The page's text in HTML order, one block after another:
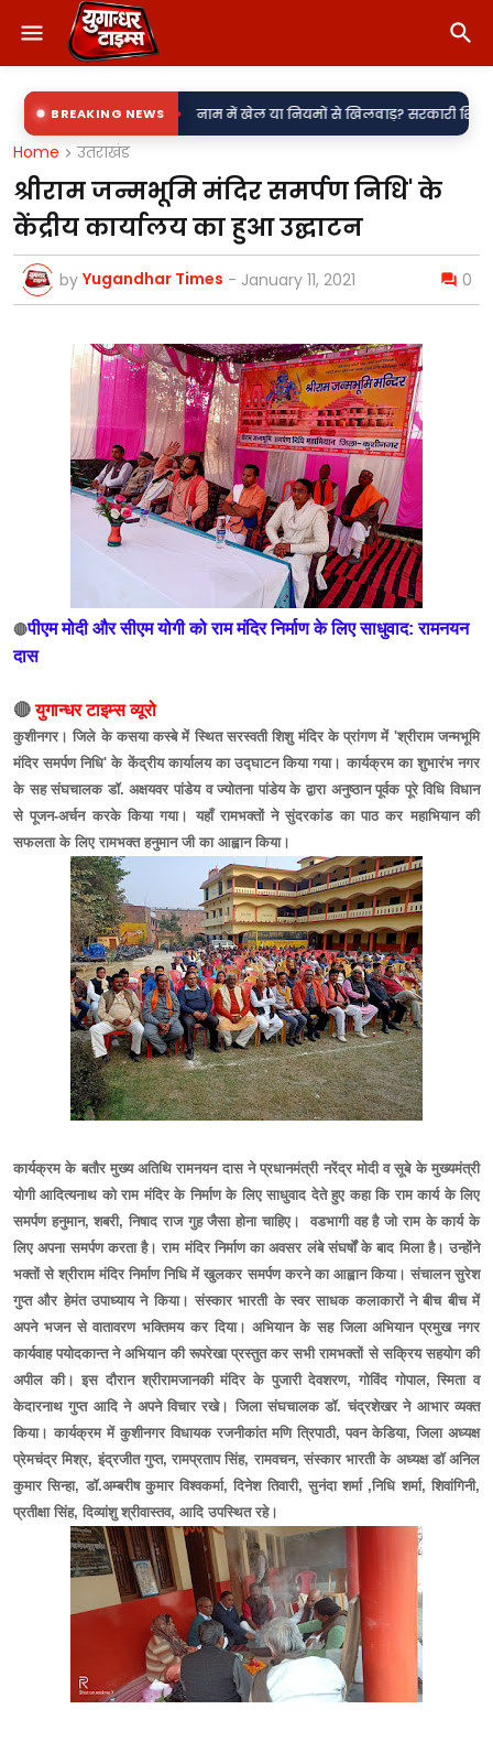
BREAKING NEWS
उपकेंद्र?• नाम में खेल या नियमों से खिलवाड़? सरकारी शिलापट्टों पर
Home उतराखंड
श्रीराम जन्मभूमि मंदिर समर्पण निधि' के
केंद्रीय कार्यालय का हुआ उद्घाटन
by Yugandhar Times - January 11, 2021 0
🔴पीएम मोदी और सीएम योगी को राम मंदिर निर्माण के लिए साधुवाद: रामनयन
दास
🔴युगान्धर टाइम्स व्यूरो
कुशीनगर। जिले के कसया कस्बे में स्थित सरस्वती शिशु मंदिर के प्रांगण में 'श्रीराम जन्मभूमि
मंदिर समर्पण निधि' के केंद्रीय कार्यालय का उद्घाटन किया गया। कार्यक्रम का शुभारंभ नगर
के सह संघचालक डॉ. अक्षयवर पांडेय व ज्योतना पांडेय के द्वारा अनुष्ठान पूर्वक पूरे विधि विधान
से पूजन-अर्चन करके किया गया। यहाँ रामभक्तों ने सुंदरकांड का पाठ कर महाभियान की
सफलता के लिए रामभक्त हनुमान जी का आह्वान किया।
कार्यक्रम के बतौर मुख्य अतिथि रामनयन दास ने प्रधानमंत्री नरेंद्र मोदी व सूबे के मुख्यमंत्री
योगी आदित्यनाथ को राम मंदिर के निर्माण के लिए साधुवाद देते हुए कहा कि राम कार्य के लिए
समर्पण हनुमान, शबरी, निषाद राज गुह जैसा होना चाहिए। वडभागी वह है जो राम के कार्य के
लिए अपना समर्पण करता है। राम मंदिर निर्माण का अवसर लंबे संघर्षों के बाद मिला है। उन्होंने
भक्तों से श्रीराम मंदिर निर्माण निधि में खुलकर समर्पण करने का आह्वान किया। संचालन सुरेश
गुप्त और हेमंत उपाध्याय ने किया। संस्कार भारती के स्वर साधक कलाकारों ने बीच बीच में
अपने भजन से वातावरण भक्तिमय कर दिया। अभियान के सह जिला अभियान प्रमुख नगर
कार्यवाह पयोदकान्त ने अभियान की रूपरेखा प्रस्तुत कर सभी रामभक्तों से सक्रिय सहयोग की
अपील की। इस दौरान श्रीरामजानकी मंदिर के पुजारी देवशरण, गोविंद गोपाल, स्मिता व
केदारनाथ गुप्त आदि ने अपने विचार रखे। जिला संघचालक डॉ. चंद्रशेखर ने आभार व्यक्त
किया। कार्यक्रम में कुशीनगर विधायक रजनीकांत मणि त्रिपाठी, पवन केडिया, जिला अध्यक्ष
प्रेमचंद्र मिश्र, इंद्रजीत गुप्त, रामप्रताप सिंह, रामवचन, संस्कार भारती के अध्यक्ष डाॅ अनिल
कुमार सिन्हा, डॉ.अम्बरीष कुमार विश्वकर्मा, दिनेश तिवारी, सुनंदा शर्मा ,निधि शर्मा, शिवांगिनी,
प्रतीक्षा सिंह, दिव्यांशु श्रीवास्तव, आदि उपस्थित रहे।